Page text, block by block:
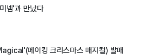
넴'과 만났다
메이킹 크리스마스 매지컬) 발매